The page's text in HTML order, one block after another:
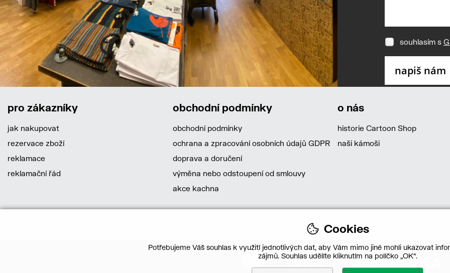
souhlasím s
pro zákazníky
jak nakupovat
rezervace zboží
reklamace
reklamační řád
obchodní podmínky
obchodní podmínky
ochrana a zpracování osobních údajů GDPR
doprava a doručení
výměna nebo odstoupení od smlouvy
akce kachna
o nás
historie Cartoon Shop
naši kámoši
Cookies
Potřebujeme Váš souhlas k využití jednotlivých dat, aby Vám mimo jiné mohli ukazovat
zájmů. Souhlas udělíte kliknutím na políčko „OK“.